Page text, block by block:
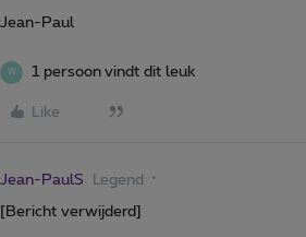
Jean-Paul
W 1 persoon vindt dit leuk
Like
Jean-PaulS Legend
[Bericht verwijderd]